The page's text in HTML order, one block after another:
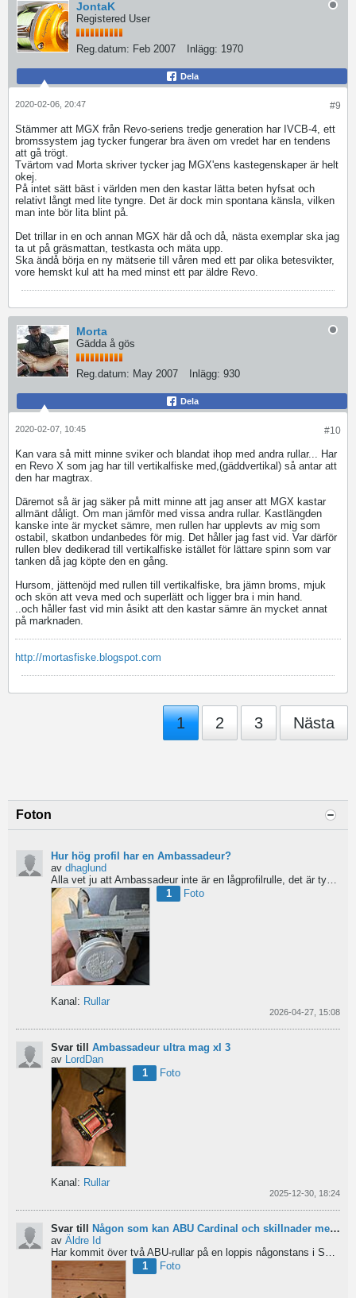
JontaK
Registered User
Reg.datum: Feb 2007 Inlägg: 1970
Dela
#9
2020-02-06, 20:47
Stämmer att MGX från Revo-seriens tredje generation har IVCB-4, ett
bromssystem jag tycker fungerar bra även om vredet har en tendens
att gå trögt.
Tvärtom vad Morta skriver tycker jag MGX'ens kastegenskaper är helt
okej.
På intet sätt bäst i världen men den kastar lätta beten hyfsat och
relativt långt med lite tyngre. Det är dock min spontana känsla, vilken
man inte bör lita blint på.
Det trillar in en och annan MGX här då och då, nästa exemplar ska jag
ta ut på gräsmattan, testkasta och mäta upp.
Ska ändå börja en ny mätserie till våren med ett par olika betesvikter,
vore hemskt kul att ha med minst ett par äldre Revo.
Morta
Gädda å gös
Reg.datum: May 2007 Inlägg: 930
Dela
#10
2020-02-07, 10:45
Kan vara så mitt minne sviker och blandat ihop med andra rullar... Har
en Revo X som jag har till vertikalfiske med,(gäddvertikal) så antar att
den har magtrax.
Däremot så är jag säker på mitt minne att jag anser att MGX kastar
allmänt dåligt. Om man jämför med vissa andra rullar. Kastlängden
kanske inte är mycket sämre, men rullen har upplevts av mig som
ostabil, skatbon undanbedes för mig. Det håller jag fast vid. Var därför
rullen blev dedikerad till vertikalfiske istället för lättare spinn som var
tanken då jag köpte den en gång.
Hursom, jättenöjd med rullen till vertikalfiske, bra jämn broms, mjuk
och skön att veva med och superlätt och ligger bra i min hand.
..och håller fast vid min åsikt att den kastar sämre än mycket annat
på marknaden.
http://mortasfiske.blogspot.com
1 2 3 Nästa
Foton
Hur hög profil har en Ambassadeur?
av dhaglund
1
Foto
Kanal: Rullar
2026-04-27, 15:08
Svar till Ambassadeur ultra mag xl 3
av
LordDan
1
Foto
Kanal: Rullar
2025-12-30, 18:24
Svar till Någon som kan ABU Cardinal och skillnader mellan äldre rullar?
av Äldre Id
1
Foto